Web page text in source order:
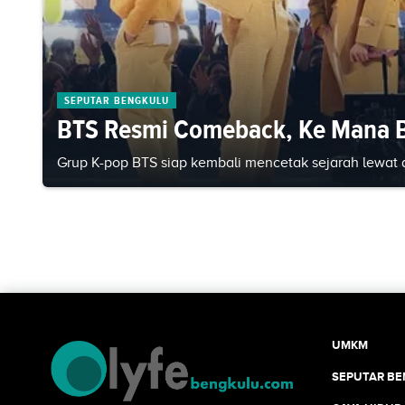
SEPUTAR BENGKULU
BTS Resmi Comeback, Ke Mana
Grup K-pop BTS siap kembali mencetak sejarah lewat
UMKM
SEPUTAR